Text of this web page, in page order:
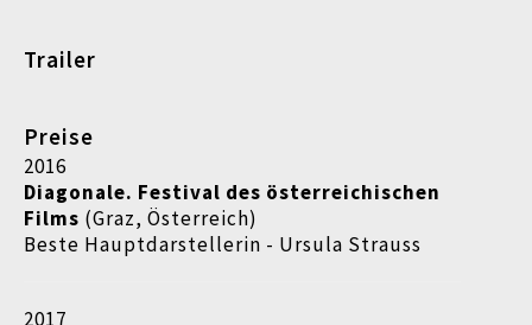
Trailer
Preise
2016
Diagonale. Festival des österreichischen
Films (Graz, Österreich)
Beste Hauptdarstellerin - Ursula Strauss
2017